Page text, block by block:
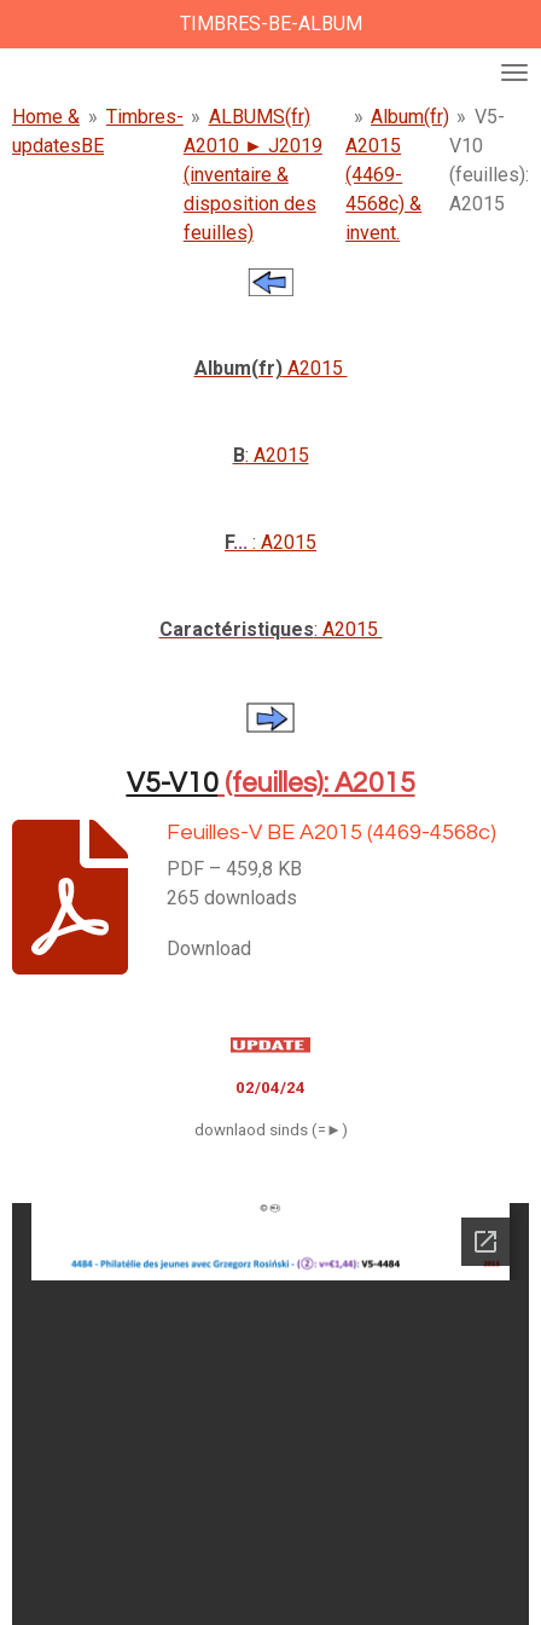
direct
de
hoofdinhoud
TIMBRES-BE-ALBUM
Home &
updates
» Timbres-
BE
» ALBUMS(fr)
A2010 ► J2019
(inventaire &
disposition des
feuilles)
» Album(fr)
A2015
(4469-
4568c) &
invent.
» V5-
V10
(feuilles):
A2015
Album(fr)A2015
B: A2015
F... : A2015
Caractéristiques: A2015
V5-V10(feuilles): A2015
Feuilles-V BE A2015 (4469-4568c)
PDF – 459,8 KB
265 downloads
Download
02/04/24
downlaod sinds (=►)